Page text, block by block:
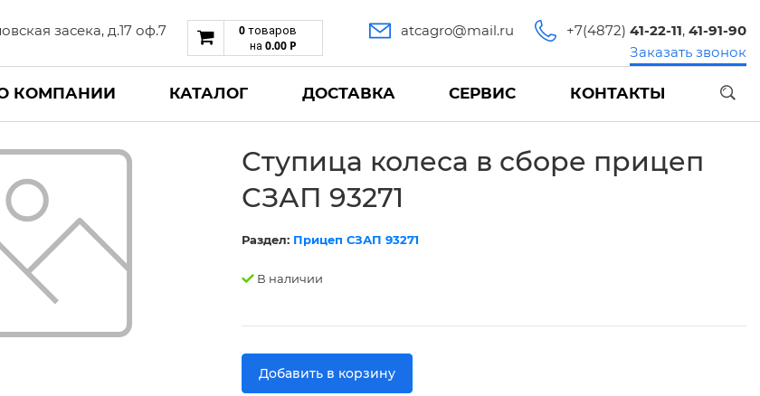
засека, д.17 оф.7 0 товаров
на 0.00 Р
atcagro@mail.ru +7(4872) 41-22-11, 41-91-90
Заказать звонок
КОМПАНИИ КАТАЛОГ ДОСТАВКА СЕРВИС КОНТАКТЫ
Ступица колеса в сборе прицеп
СЗАП 93271
Раздел: Прицеп СЗАП 93271
В наличии
Добавить в корзину